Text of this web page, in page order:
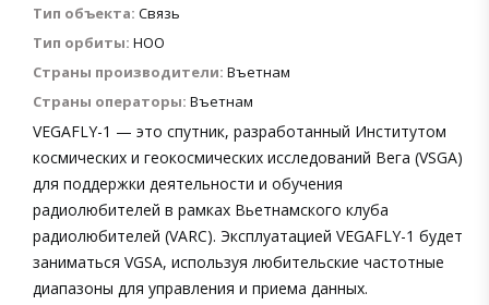
Тип объекта: Связь
Тип орбиты: НОО
Страны производители: Въетнам
Страны операторы: Въетнам
VEGAFLY-1 — это спутник, разработанный Институтом
космических и геокосмических исследований Вега (VSGA)
для поддержки деятельности и обучения
радиолюбителей в рамках Вьетнамского клуба
радиолюбителей (VARC). Эксплуатацией VEGAFLY-1 будет
заниматься VGSA, используя любительские частотные
диапазоны для управления и приема данных.